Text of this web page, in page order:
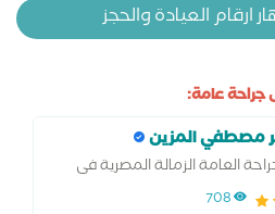
العيادة والحجز
عامة:
مصطفي المزين
العامة الزمالة المصرية فى
708